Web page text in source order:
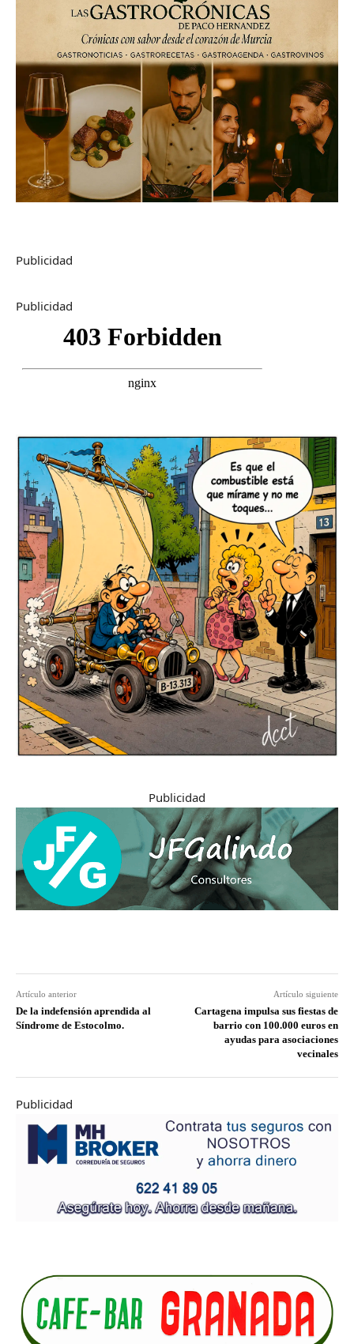
Publicidad
Publicidad
Publicidad
Artículo anterior
De la indefensión aprendida al
Síndrome de Estocolmo.
Artículo siguiente
Cartagena impulsa sus fiestas de
barrio con 100.000 euros en
ayudas para asociaciones
vecinales
Publicidad